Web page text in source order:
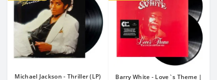
Michael Jackson - Thriller (LP)
Barry White - Love`s Theme |